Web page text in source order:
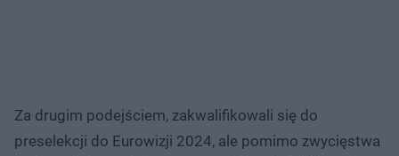
Za drugim podejściem, zakwalifikowali się do
preselekcji do Eurowizji 2024, ale pomimo zwycięstwa